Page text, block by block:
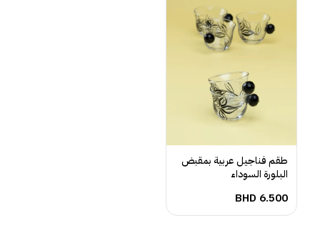
طقم فناجيل عربية بمقبض
البلورة السوداء
BHD 6.500